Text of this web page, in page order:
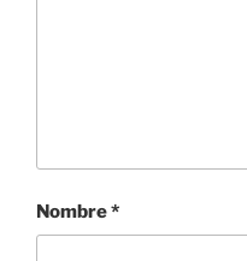
Nombre*